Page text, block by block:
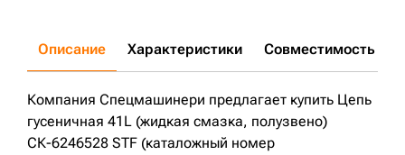
Описание Характеристики Совместимость
Компания Спецмашинери предлагает купить Цепь
гусеничная 41L (жидкая смазка, полузвено)
СК-6246528 STF (каталожный номер